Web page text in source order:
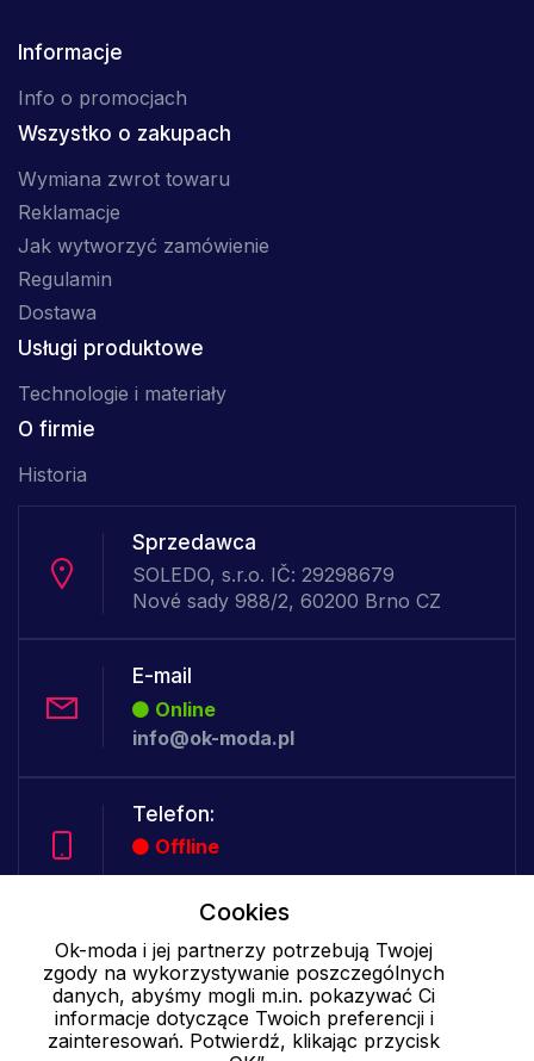
Informacje
Info o promocjach
Wszystko o zakupach
Wymiana zwrot towaru
Reklamacje
Jak wytworzyć zamówienie
Regulamin
Dostawa
Usługi produktowe
Technologie i materiały
O firmie
Historia
Sprzedawca
SOLEDO, s.r.o. IČ: 29298679
Nové sady 988/2, 60200 Brno CZ
E-mail
Online
info@ok-moda.pl
Telefon:
Offline
Cookies - szczegółowe ustawienia|Więcej informacji|
prywatności
Cookies
Ok-moda i jej partnerzy potrzebują Twojej
zgody na wykorzystywanie poszczególnych
danych, abyśmy mogli m.in. pokazywać Ci
informacje dotyczące Twoich preferencji i
zainteresowań. Potwierdź, klikając przycisk